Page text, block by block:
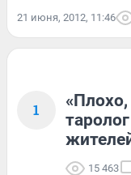
21 июня, 2012, 11:46
1
«Плохо,
15 463